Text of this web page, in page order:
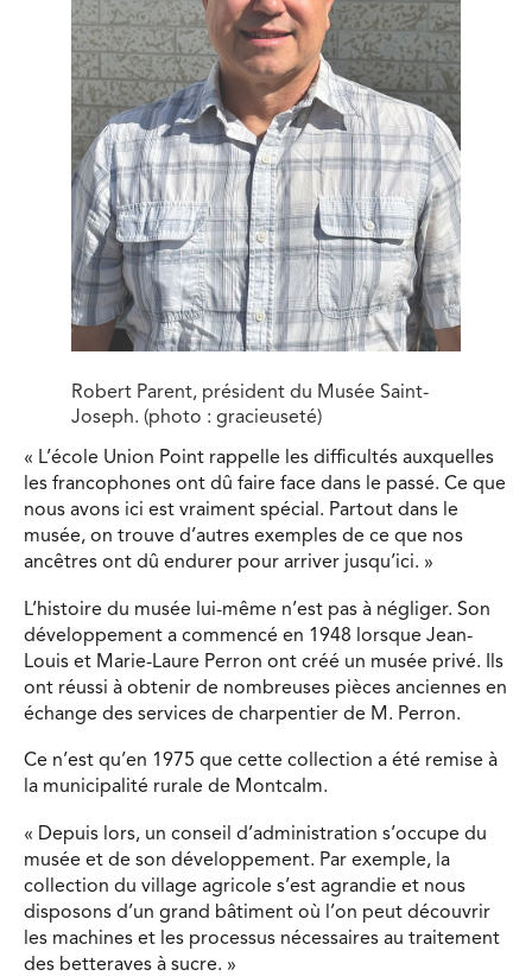
Robert Parent, président du Musée Saint-
Joseph. (photo : gracieuseté)
« L’école Union Point rappelle les difficultés auxquelles
les francophones ont dû faire face dans le passé. Ce que
nous avons ici est vraiment spécial. Partout dans le
musée, on trouve d’autres exemples de ce que nos
ancêtres ont dû endurer pour arriver jusqu’ici. »
L’histoire du musée lui-même n’est pas à négliger. Son
développement a commencé en 1948 lorsque Jean-
Louis et Marie-Laure Perron ont créé un musée privé. Ils
ont réussi à obtenir de nombreuses pièces anciennes en
échange des services de charpentier de M. Perron.
Ce n’est qu’en 1975 que cette collection a été remise à
la municipalité rurale de Montcalm.
« Depuis lors, un conseil d’administration s’occupe du
musée et de son développement. Par exemple, la
collection du village agricole s’est agrandie et nous
disposons d’un grand bâtiment où l’on peut découvrir
les machines et les processus nécessaires au traitement
des betteraves à sucre. »